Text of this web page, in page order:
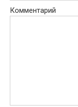
Комментарий